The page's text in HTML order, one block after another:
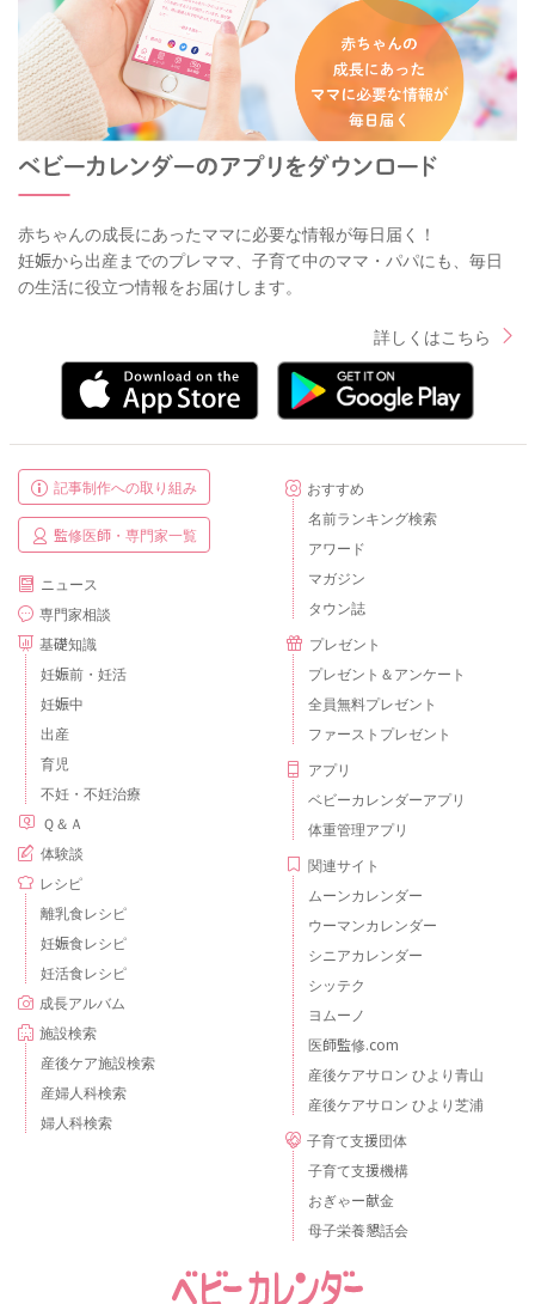
赤ちゃんの成長にあったママに必要な情報が毎日届く！
妊娠から出産までのプレママ、子育て中のママ・パパにも、毎日
の生活に役立つ情報をお届けします。
詳しくはこちら
記事制作への取り組み
監修医師・専門家一覧
ニュース
専門家相談
基礎知識
妊娠前・妊活
妊娠中
出産
育児
不妊・不妊治療
Ｑ＆Ａ
体験談
レシピ
離乳食レシピ
妊娠食レシピ
妊活食レシピ
成長アルバム
施設検索
産後ケア施設検索
産婦人科検索
婦人科検索
おすすめ
名前ランキング検索
アワード
マガジン
タウン誌
プレゼント
プレゼント＆アンケート
全員無料プレゼント
ファーストプレゼント
アプリ
ベビーカレンダーアプリ
体重管理アプリ
関連サイト
ムーンカレンダー
ウーマンカレンダー
シニアカレンダー
シッテク
ヨムーノ
医師監修.com
産後ケアサロン ひより青山
産後ケアサロン ひより芝浦
子育て支援団体
子育て支援機構
おぎゃー献金
母子栄養懇話会